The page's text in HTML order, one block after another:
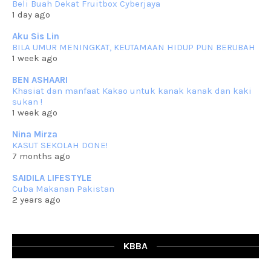
Assalammualaikum, salam semua. Masih belum terlambat untuk che
mat ucapkan
Jun 30 2023
RESIPI KURMA AYAM MERAH
Assalammualaikum, salam semua. Hari ni 4 Zulhijjah 1444 Hijrah,
Jun 23 2023
RESIPI SAMBAL PARU
Assalammualaikum, salam sejahtera semua. Lama betul che mat tak
Jun 20 2023
RESIPI PISANG MUDA MASAK LEMAK
lemak ni che mat... read more
Mar 07 2023
RESIPI BAMIA KAMBING
Beli Buah Dekat Fruitbox Cyberjaya
1 day ago
Aku Sis Lin
BILA UMUR MENINGKAT, KEUTAMAAN HIDUP PUN BERUBAH
1 week ago
BEN ASHAARI
Khasiat dan manfaat Kakao untuk kanak kanak dan kaki
sukan !
1 week ago
Nina Mirza
KASUT SEKOLAH DONE!
7 months ago
SAIDILA LIFESTYLE
Cuba Makanan Pakistan
2 years ago
KBBA